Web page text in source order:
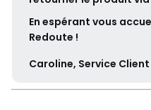
En espérant vous
Redoute !
Caroline, Service Client